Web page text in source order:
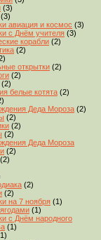
(3)
(3)
авиация и космос (3)
с Днём учителя (3)
корабли (2)
(2)
открытки (2)
(2)
(2)
белые котята (2)
Деда Мороза (2)
(2)
(2)
(2)
Деда Мороза
(2)
(2)
(2)
(2)
на 7 ноября (1)
(1)
с Днём народного
(1)